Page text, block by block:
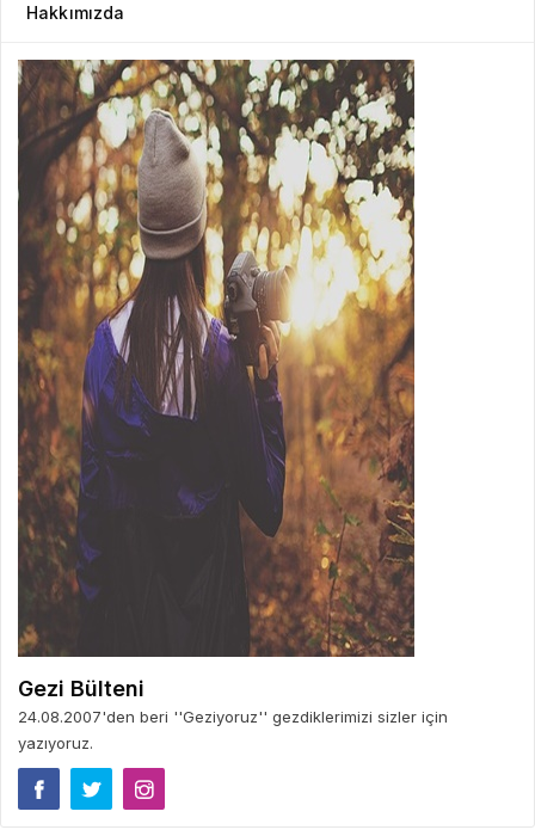
Hakkımızda
Gezi Bülteni
24.08.2007'den beri ''Geziyoruz'' gezdiklerimizi sizler için
yazıyoruz.